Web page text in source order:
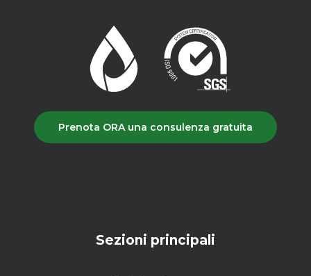
Prenota ORA una consulenza gratuita
Sezioni principali